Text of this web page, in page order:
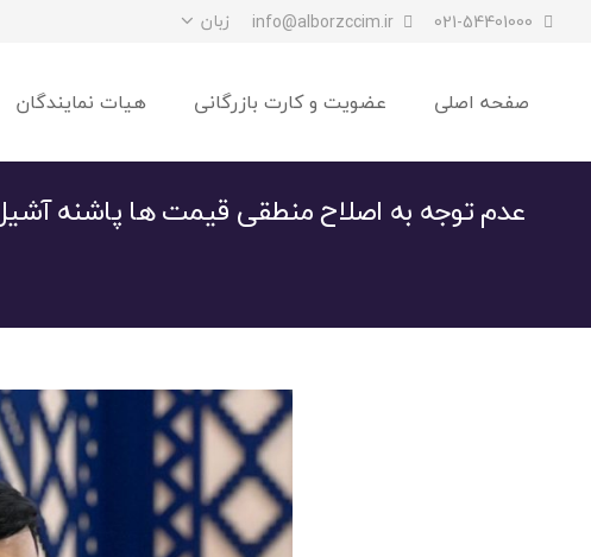
021-54401000
info@alborzccim.ir زبان
صفحه اصلی عضویت و کارت بازرگانی هیات نمایندگان
عدم توجه به اصلاح منطقی قیمت ها پاشنه